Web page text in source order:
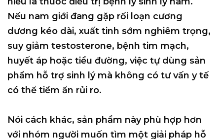
Nếu nam giới đang gặp rối loạn cương
dương kéo dài, xuất tinh sớm nghiêm trọng,
suy giảm testosterone, bệnh tim mạch,
huyết áp hoặc tiểu đường, việc tự dùng sản
phẩm hỗ trợ sinh lý mà không có tư vấn y tế
có thể tiềm ẩn rủi ro.
Nói cách khác, sản phẩm này phù hợp hơn
với nhóm người muốn tìm một giải pháp hỗ